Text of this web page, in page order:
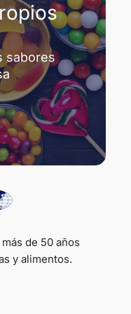
sabores
de 50 años
y alimentos.